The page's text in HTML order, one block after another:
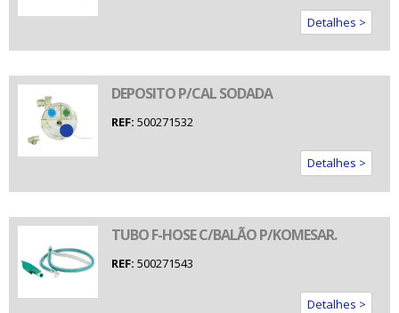
Detalhes >
DEPOSITO P/CAL SODADA
REF: 500271532
Detalhes >
TUBO F-HOSE C/BALÃO P/KOMESAR.
REF: 500271543
Detalhes >